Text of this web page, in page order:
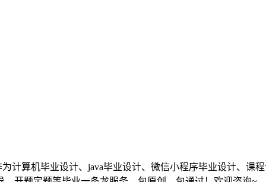
算机毕业设计、java毕业设计、微信小程序毕业设计、课